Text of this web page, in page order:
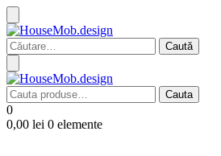
Caută
după:
Cauta
după:
Cauta
0
0,00 lei 0 elemente